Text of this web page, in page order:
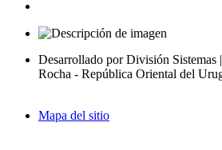
Desarrollado por División Sistemas
Rocha - República Oriental del
Mapa del sitio